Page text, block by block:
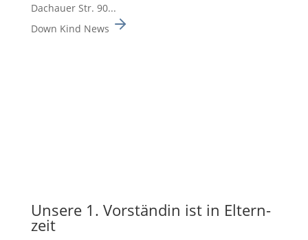
Dachauer Str. 90...
Down Kind News
Unsere 1. Vorständin ist in Eltern­
zeit